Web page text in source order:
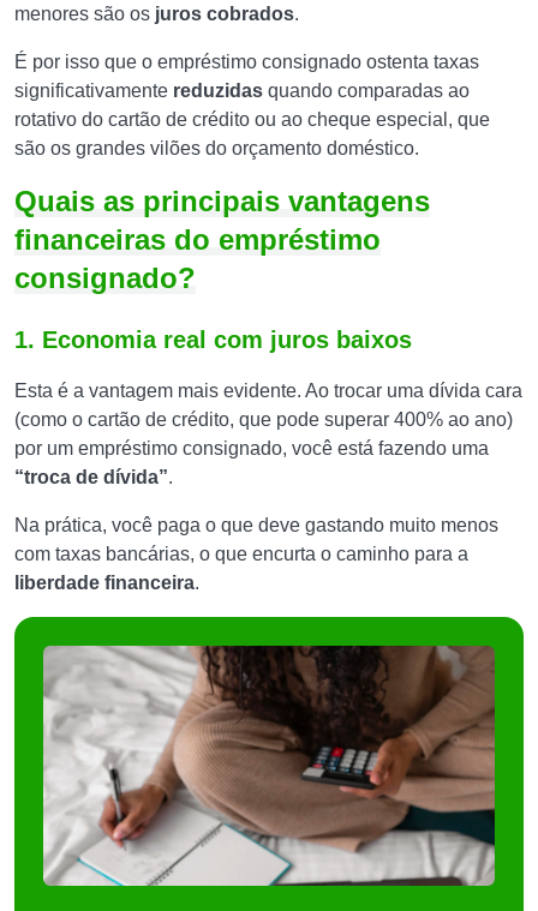
menores são os juros cobrados.
É por isso que o empréstimo consignado ostenta taxas
significativamente reduzidas quando comparadas ao
rotativo do cartão de crédito ou ao cheque especial, que
são os grandes vilões do orçamento doméstico.
Quais as principais vantagens
financeiras do empréstimo
consignado?
1. Economia real com juros baixos
Esta é a vantagem mais evidente. Ao trocar uma dívida cara
(como o cartão de crédito, que pode superar 400% ao ano)
por um empréstimo consignado, você está fazendo uma
“troca de dívida”.
Na prática, você paga o que deve gastando muito menos
com taxas bancárias, o que encurta o caminho para a
liberdade financeira.